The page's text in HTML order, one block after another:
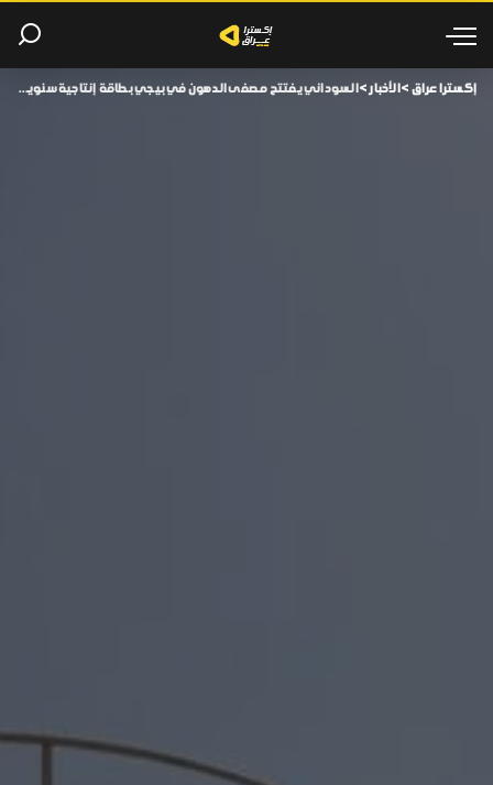
إكسترا عراق >الأخبار>السوداني يفتتح مصفى الدهون في بيجي بطاقة إنتاجية سنوية ضخمة